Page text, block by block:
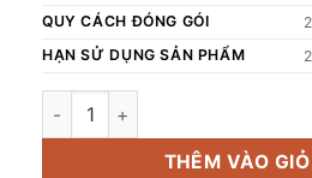
QUY CÁCH ĐÓNG GÓI
HẠN SỬ DỤNG SẢN PHẨM
Dầu macca nguyên chất HEBE
THÊM VÀO